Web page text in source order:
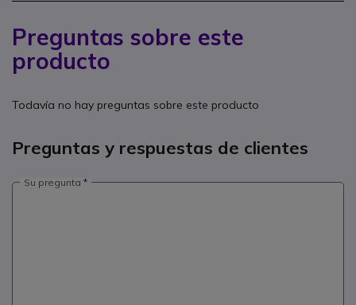
Preguntas sobre este
producto
Todavía no hay preguntas sobre este producto
Preguntas y respuestas de clientes
Su pregunta